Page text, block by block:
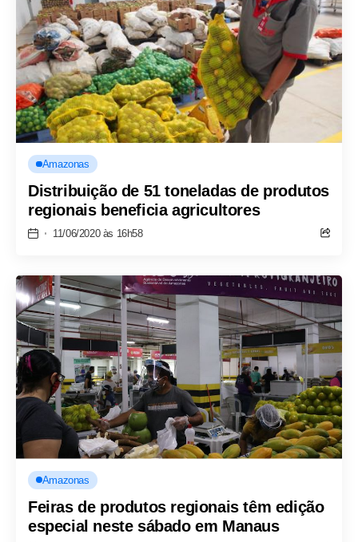
Amazonas
Distribuição de 51 toneladas de produtos
regionais beneficia agricultores
11/06/2020 às 16h58
Amazonas
Feiras de produtos regionais têm edição
especial neste sábado em Manaus